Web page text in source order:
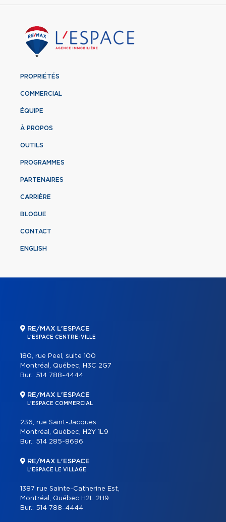
PROPRIÉTÉS
COMMERCIAL
ÉQUIPE
À PROPOS
OUTILS
PROGRAMMES
PARTENAIRES
CARRIÈRE
BLOGUE
CONTACT
ENGLISH
RE/MAX L'ESPACE
L'ESPACE CENTRE-VILLE
180, rue Peel, suite 100
Montréal, Québec, H3C 2G7
Bur.: 514 788-4444
RE/MAX L'ESPACE
L'ESPACE COMMERCIAL
236, rue Saint-Jacques
Montréal, Québec, H2Y 1L9
Bur.: 514 285-8696
RE/MAX L'ESPACE
L'ESPACE LE VILLAGE
1387 rue Sainte-Catherine Est,
Montréal, Québec H2L 2H9
Bur.: 514 788-4444